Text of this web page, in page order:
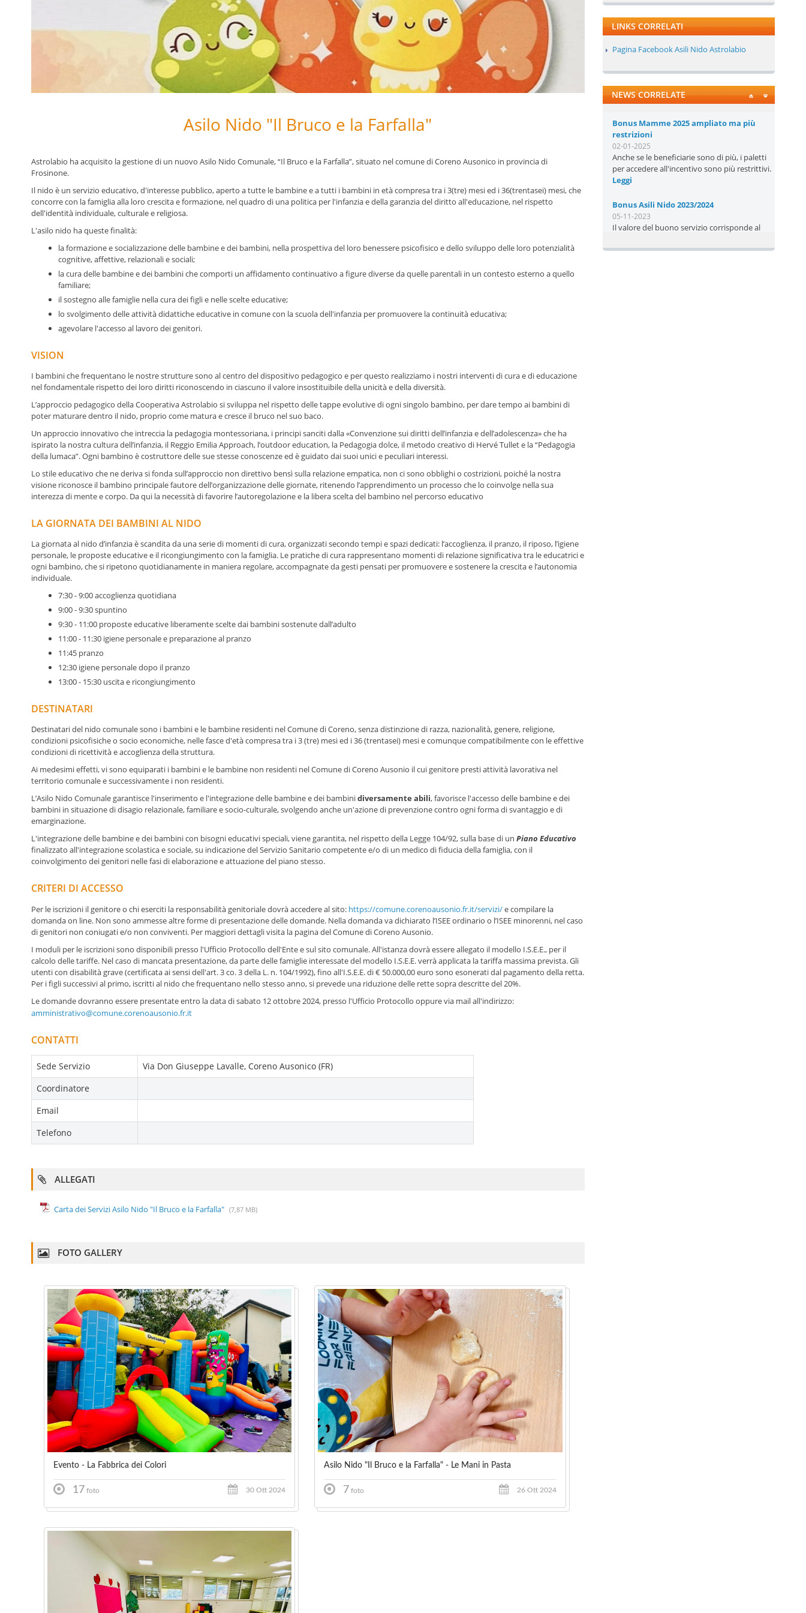
Asilo Nido "Il Bruco e la Farfalla"
Astrolabio ha acquisito la gestione di un nuovo Asilo Nido Comunale, “Il Bruco e la Farfalla”, situato nel comune di Coreno Ausonico in provincia di
Frosinone.
Il nido è un servizio educativo, d'interesse pubblico, aperto a tutte le bambine e a tutti i bambini in età compresa tra i 3(tre) mesi ed i 36(trentasei) mesi, che
concorre con la famiglia alla loro crescita e formazione, nel quadro di una politica per l'infanzia e della garanzia del diritto all'educazione, nel rispetto
dell'identità individuale, culturale e religiosa.
L'asilo nido ha queste finalità:
la formazione e socializzazione delle bambine e dei bambini, nella prospettiva del loro benessere psicofisico e dello sviluppo delle loro potenzialità
cognitive, affettive, relazionali e sociali;
la cura delle bambine e dei bambini che comporti un affidamento continuativo a figure diverse da quelle parentali in un contesto esterno a quello
familiare;
il sostegno alle famiglie nella cura dei figli e nelle scelte educative;
lo svolgimento delle attività didattiche educative in comune con la scuola dell'infanzia per promuovere la continuità educativa;
agevolare l'accesso al lavoro dei genitori.
VISION
I bambini che frequentano le nostre strutture sono al centro del dispositivo pedagogico e per questo realizziamo i nostri interventi di cura e di educazione
nel fondamentale rispetto dei loro diritti riconoscendo in ciascuno il valore insostituibile della unicità e della diversità.
L’approccio pedagogico della Cooperativa Astrolabio si sviluppa nel rispetto delle tappe evolutive di ogni singolo bambino, per dare tempo ai bambini di
poter maturare dentro il nido, proprio come matura e cresce il bruco nel suo baco.
Un approccio innovativo che intreccia la pedagogia montessoriana, i principi sanciti dalla «Convenzione sui diritti dell’infanzia e dell’adolescenza» che ha
ispirato la nostra cultura dell’infanzia, il Reggio Emilia Approach, l’outdoor education, la Pedagogia dolce, il metodo creativo di Hervé Tullet e la “Pedagogia
della lumaca”. Ogni bambino è costruttore delle sue stesse conoscenze ed è guidato dai suoi unici e peculiari interessi.
Lo stile educativo che ne deriva si fonda sull’approccio non direttivo bensì sulla relazione empatica, non ci sono obblighi o costrizioni, poiché la nostra
visione riconosce il bambino principale fautore dell’organizzazione delle giornate, ritenendo l’apprendimento un processo che lo coinvolge nella sua
interezza di mente e corpo. Da qui la necessità di favorire l’autoregolazione e la libera scelta del bambino nel percorso educativo
LA GIORNATA DEI BAMBINI AL NIDO
La giornata al nido d’infanzia è scandita da una serie di momenti di cura, organizzati secondo tempi e spazi dedicati: l’accoglienza, il pranzo, il riposo, l’igiene
personale, le proposte educative e il ricongiungimento con la famiglia. Le pratiche di cura rappresentano momenti di relazione significativa tra le educatrici e
ogni bambino, che si ripetono quotidianamente in maniera regolare, accompagnate da gesti pensati per promuovere e sostenere la crescita e l’autonomia
individuale.
7:30 - 9:00 accoglienza quotidiana
9:00 - 9:30 spuntino
9:30 - 11:00 proposte educative liberamente scelte dai bambini sostenute dall’adulto
11:00 - 11:30 igiene personale e preparazione al pranzo
11:45 pranzo
12:30 igiene personale dopo il pranzo
13:00 - 15:30 uscita e ricongiungimento
DESTINATARI
Destinatari del nido comunale sono i bambini e le bambine residenti nel Comune di Coreno, senza distinzione di razza, nazionalità, genere, religione,
condizioni psicofisiche o socio economiche, nelle fasce d'età compresa tra i 3 (tre) mesi ed i 36 (trentasei) mesi e comunque compatibilmente con le effettive
condizioni di ricettività e accoglienza della struttura.
Ai medesimi effetti, vi sono equiparati i bambini e le bambine non residenti nel Comune di Coreno Ausonio il cui genitore presti attività lavorativa nel
territorio comunale e successivamente i non residenti.
L’Asilo Nido Comunale garantisce l'inserimento e l'integrazione delle bambine e dei bambinidiversamente abili, favorisce l'accesso delle bambine e dei
bambini in situazione di disagio relazionale, familiare e socio-culturale, svolgendo anche un'azione di prevenzione contro ogni forma di svantaggio e di
emarginazione.
L'integrazione delle bambine e dei bambini con bisogni educativi speciali, viene garantita, nel rispetto della Legge 104/92, sulla base di un Piano Educativo
finalizzato all'integrazione scolastica e sociale, su indicazione del Servizio Sanitario competente e/o di un medico di fiducia della famiglia, con il
coinvolgimento dei genitori nelle fasi di elaborazione e attuazione del piano stesso.
CRITERI DI ACCESSO
Per le iscrizioni il genitore o chi eserciti la responsabilità genitoriale dovrà accedere al sito: https://comune.corenoausonio.fr.it/servizi/e compilare la
domanda on line. Non sono ammesse altre forme di presentazione delle domande. Nella domanda va dichiarato l’ISEE ordinario o l’ISEE minorenni, nel caso
di genitori non coniugati e/o non conviventi. Per maggiori dettagli visita la pagina del Comune di Coreno Ausonio.
I moduli per le iscrizioni sono disponibili presso l'Ufficio Protocollo dell'Ente e sul sito comunale. All'istanza dovrà essere allegato il modello I.S.E.E., per il
calcolo delle tariffe. Nel caso di mancata presentazione, da parte delle famiglie interessate del modello I.S.E.E. verrà applicata la tariffa massima prevista. Gli
utenti con disabilità grave (certificata ai sensi dell'art. 3 co. 3 della L. n. 104/1992), fino all'I.S.E.E. di € 50.000,00 euro sono esonerati dal pagamento della retta.
Per i figli successivi al primo, iscritti al nido che frequentano nello stesso anno, si prevede una riduzione delle rette sopra descritte del 20%.
Le domande dovranno essere presentate entro la data di sabato 12 ottobre 2024, presso l'Ufficio Protocollo oppure via mail all'indirizzo:
amministrativo@comune.corenoausonio.fr.it
CONTATTI
Sede Servizio
Via Don Giuseppe Lavalle, Coreno Ausonico (FR)
Coordinatore
Email
Telefono
ALLEGATI
Carta dei Servizi Asilo Nido "Il Bruco e la Farfalla" (7,87 MB)
FOTO GALLERY
Evento - La Fabbrica dei Colori
17 foto 30 Ott 2024
Asilo Nido "Il Bruco e la Farfalla" - Le Mani in Pasta
7 foto 26 Ott 2024
LINKS CORRELATI
Pagina Facebook Asili Nido Astrolabio
NEWS CORRELATE
Bonus Mamme 2025 ampliato ma più
restrizioni
Anche se le beneficiarie sono di più, i paletti
per accedere all'incentivo sono più restrittivi.
Leggi
Bonus Asili Nido 2023/2024
05-11-2023
valore della retta mensile effettivamente
pagata fino ad un massimo di € 400,00
mensili.Leggi
Assistenza Sensoriale e CAA anno